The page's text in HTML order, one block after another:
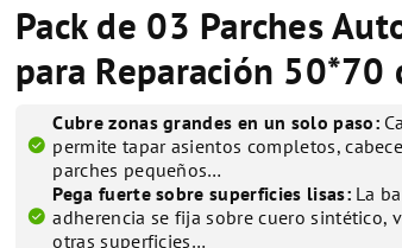
Pack de 03 Parches
para Reparación 50*70
check_circle
Cubre zonas grandes en un solo paso:
permite tapar asientos completos,
parches pequeños…
check_circle
Pega fuerte sobre superficies lisas:La
adherencia se fija sobre cuero sintético,
otras superficies…